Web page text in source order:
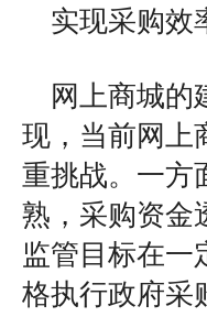
实现采购效
网上商城的
现，当前网上
重挑战。一方
熟，采购资金
监管目标在一
格执行政府采